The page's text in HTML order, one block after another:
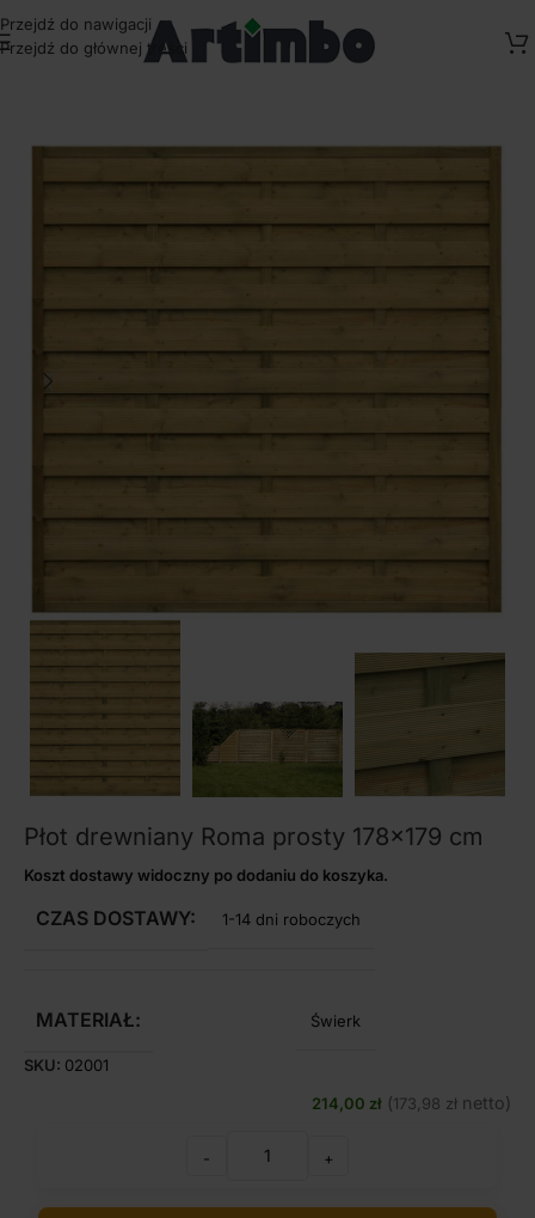
Przejdź do nawigacji
Przejdź do głównej treści
Strona główna Panele ogrodzeniowe drewniane
Płot drewniany Roma prosty 178×179 cm
Koszt dostawy widoczny po dodaniu do koszyka.
CZAS DOSTAWY: 1-14 dni roboczych
MATERIAŁ: Świerk
SKU: 02001
214,00 zł (173,98 zł netto)
- +